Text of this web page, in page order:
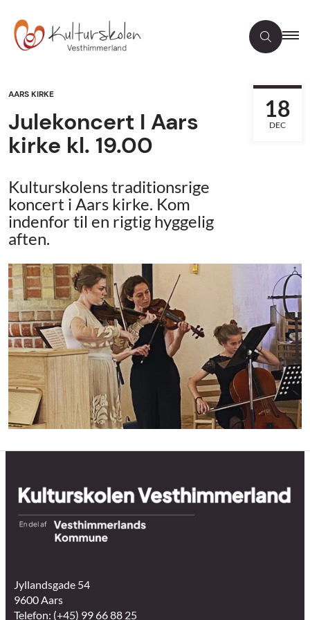
AARS KIRKE
Julekoncert I Aars
kirke kl. 19.00
18
DEC
Kulturskolens traditionsrige
koncert i Aars kirke. Kom
indenfor til en rigtig hyggelig
aften.
Jyllandsgade 54
9600 Aars
Telefon: (+45) 99 66 88 25